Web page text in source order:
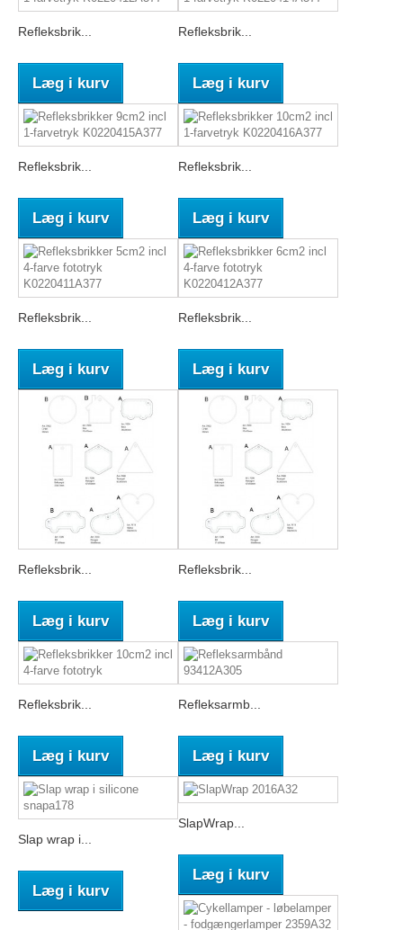
Refleksbrik...
Læg i kurv
Refleksbrik...
Læg i kurv
Refleksbrik...
Læg i kurv
Refleksbrik...
Læg i kurv
Refleksbrik...
Læg i kurv
Refleksbrik...
Læg i kurv
Refleksbrik...
Læg i kurv
Refleksbrik...
Læg i kurv
Refleksbrik...
Læg i kurv
Refleksarmb...
Læg i kurv
Slap wrap i...
Læg i kurv
SlapWrap...
Læg i kurv